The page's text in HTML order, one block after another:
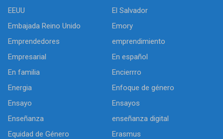
EEUU
El Salvador
Embajada Reino Unido
Emory
Emprendedores
emprendimiento
Empresarial
En español
En familia
Encierrro
Energia
Enfoque de género
Ensayo
Ensayos
Enseñanza
enseñanza digital
Equidad de Género
Erasmus